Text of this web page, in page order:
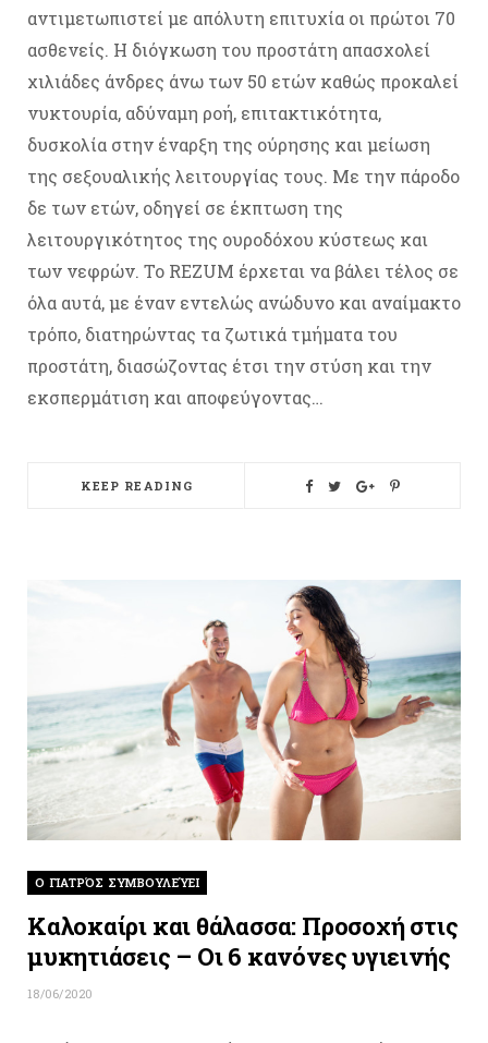
αντιμετωπιστεί με απόλυτη επιτυχία οι πρώτοι 70
ασθενείς. Η διόγκωση του προστάτη απασχολεί
χιλιάδες άνδρες άνω των 50 ετών καθώς προκαλεί
νυκτουρία, αδύναμη ροή, επιτακτικότητα,
δυσκολία στην έναρξη της ούρησης και μείωση
της σεξουαλικής λειτουργίας τους. Με την πάροδο
δε των ετών, οδηγεί σε έκπτωση της
λειτουργικότητος της ουροδόχου κύστεως και
των νεφρών. Το REZUM έρχεται να βάλει τέλος σε
όλα αυτά, με έναν εντελώς ανώδυνο και αναίμακτο
τρόπο, διατηρώντας τα ζωτικά τμήματα του
προστάτη, διασώζοντας έτσι την στύση και την
εκσπερμάτιση και αποφεύγοντας…
KEEP READING
O ΓΙΑΤΡΌΣ ΣΥΜΒΟΥΛΕΎΕΙ
Καλοκαίρι και θάλασσα: Προσοχή στις
μυκητιάσεις – Οι 6 κανόνες υγιεινής
18/06/2020